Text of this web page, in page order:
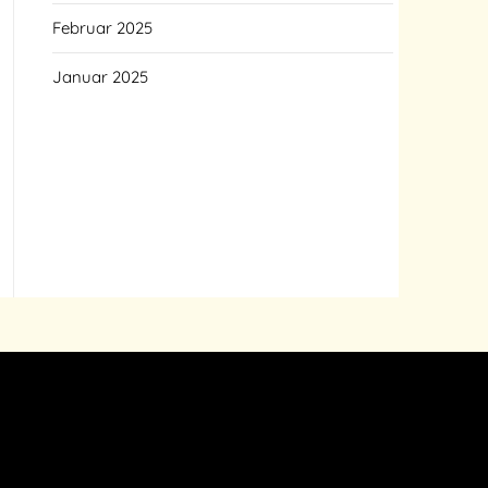
Februar 2025
Januar 2025